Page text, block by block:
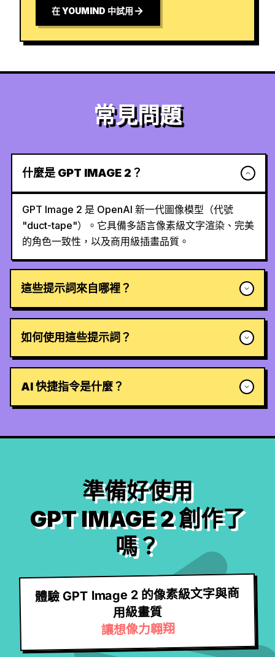
在 YOUMIND 中試用
常見問題
什麼是 GPT IMAGE 2？
GPT Image 2 是 OpenAI 新一代圖像模型（代號
"duct-tape"）。它具備多語言像素級文字渲染、完美
的角色一致性，以及商用級插畫品質。
這些提示詞來自哪裡？
如何使用這些提示詞？
AI 快捷指令是什麼？
準備好使用
GPT IMAGE 2 創作了
嗎？
體驗 GPT Image 2 的像素級文字與商
用級畫質
讓想像力翱翔